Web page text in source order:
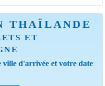
THAÏLANDE
ET
ville d'arrivée et votre date